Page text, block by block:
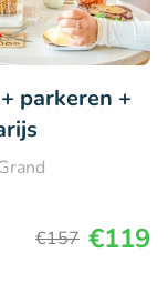
parkeren +
€157 €119